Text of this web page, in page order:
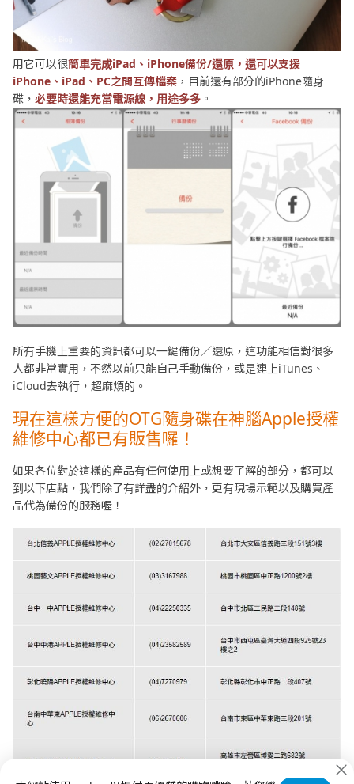
用它可以很簡單完成iPad、iPhone備份/還原，還可以支援
iPhone、iPad、PC之間互傳檔案 ，目前還有部分的iPhone隨身
碟， 必要時還能充當電源線，用途多多 。
所有手機上重要的資訊都可以一鍵備份／還原，這功能相信對很多
人都非常實用，不然以前只能自己手動備份，或是連上iTunes、
iCloud去執行，超麻煩的。
現在這樣方便的OTG隨身碟在神腦Apple授權
維修中心都已有販售囉！
如果各位對於這樣的產品有任何使用上或想要了解的部分，都可以
到以下店點，我們除了有詳盡的介紹外，更有現場示範以及購買產
品代為備份的服務喔！